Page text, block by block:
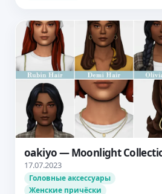
oakiyo — Moonlight
17.07.2023
Головные аксессуары
Женские причёски